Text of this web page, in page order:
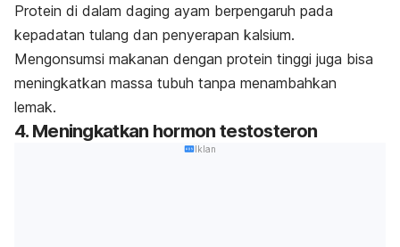
Protein di dalam daging ayam berpengaruh pada
kepadatan tulang dan penyerapan kalsium.
Mengonsumsi makanan dengan protein tinggi juga bisa
meningkatkan massa tubuh tanpa menambahkan
lemak.
4. Meningkatkan hormon testosteron
Iklan